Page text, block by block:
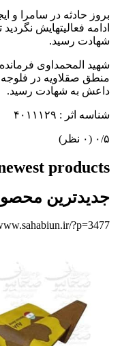
بروز حادثه در سامرا و
ادامه فعالیتهایش
شهادت رسید.
شهید المحمداوی
منطق صقلاویه در
داعش به شهادت رسید.
شناسه اثر : ۴۰۱۱۱۲۹
‫۰/۵ ‫(۰ نظر)
products
جدیدترین
?p=3477